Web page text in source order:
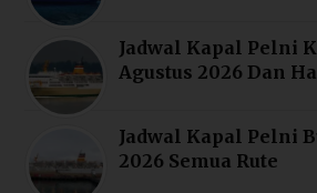
Jadwal Kapal Pelni
Agustus 2026 Dan
Jadwal Kapal Pelni
2026 Semua Rute